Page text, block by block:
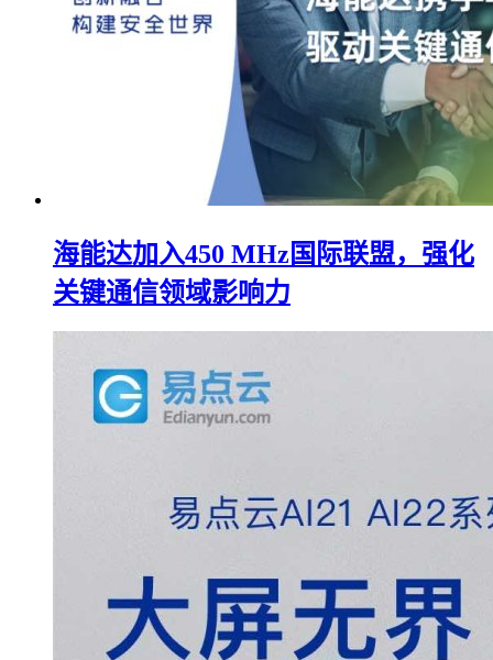
海能达加入450 MHz国际联盟，强化
关键通信领域影响力